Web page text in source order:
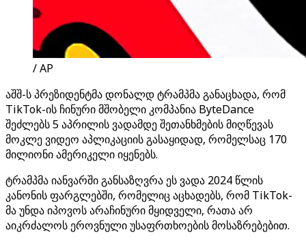
/ AP
აშშ-ს პრეზიდენტმა დონალდ ტრამპმა განაცხადა, რომ
TikTok-ის ჩინური მშობელი კომპანია ByteDance
შეძლებს 5 აპრილის ვადამდე შეთანხმების მიღწევას
მოკლე ვიდეო აპლიკაციის გასაყიდად, რომელსაც 170
მილიონი ამერიკელი იყენებს.
ტრამპმა იანვარში განსაზღვრა ეს ვადა 2024 წლის
კანონის ფარგლებში, რომელიც აცხადებს, რომ TikTok-
მა უნდა იპოვოს არაჩინური მყიდველი, რათა არ
აიკრძალოს ეროვნული უსაფრთხოების მოსაზრებებით.